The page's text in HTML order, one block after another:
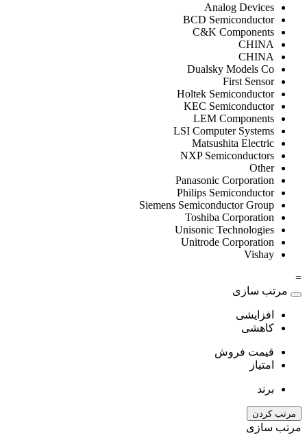
Analog Devices
BCD Semiconductor
C&K Components
CHINA
CHINA
Dualsky Models Co
First Sensor
Holtek Semiconductor
KEC Semiconductor
LEM Components
LSI Computer Systems
Matsushita Electric
NXP Semiconductors
Other
Panasonic Corporation
Philips Semiconductor
Siemens Semiconductor Group
Toshiba Corporation
Unisonic Technologies
Unitrode Corporation
Vishay
=
مرتب سازی
افزایشی
کاهشی
قیمت فروش
امتیاز
برند
مرتب کردن
مرتب سازی